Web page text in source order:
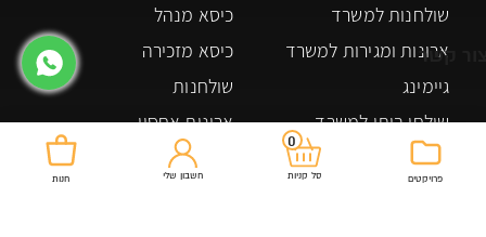
קשר
שולחנות למשרד
ארונות ומגירות למשרד
גיימינג
שולחן ביתי למשרד
ארונות אחסון ומדפים
כיסא מנהל
כיסא מזכירה
שולחנות
ארונות אחסון
משרדים
פרויקטים
0
סל קניות חשבון שלי חנות